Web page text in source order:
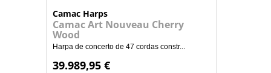
Camac Harps
Camac Art Nouveau Cherry
Wood
Harpa de concerto de 47 cordas constr...
39.989,95 €